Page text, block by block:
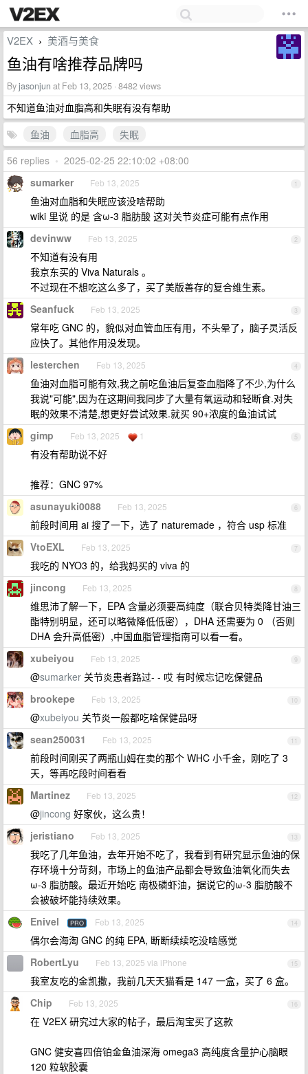
V2EX › 美酒与美食
鱼油有啥推荐品牌吗
Byjasonjun at Feb 13, 2025 · 8482 views
不知道鱼油对血脂高和失眠有没有帮助
鱼油
血脂高
失眠
56 replies • 2025-02-25 22:10:02 +08:00
1
sumarker Feb 13, 2025
鱼油对血脂和失眠应该没啥帮助
wiki 里说 的是 含ω-3 脂肪酸 这对关节炎症可能有点作用
2
devinww Feb 13, 2025
不知道有没有用
我京东买的 Viva Naturals 。
不过现在不想吃这么多了，买了美版善存的复合维生素。
3
Seanfuck Feb 13, 2025
常年吃 GNC 的，貌似对血管血压有用，不头晕了，脑子灵活反
应快了。其他作用没发现。
4
lesterchen Feb 13, 2025
鱼油对血脂可能有效,我之前吃鱼油后复查血脂降了不少,为什么
我说"可能",因为在这期间我同步了大量有氧运动和轻断食.对失
眠的效果不清楚,想更好尝试效果.就买 90+浓度的鱼油试试
5
gimp Feb 13, 2025 1
有没有帮助说不好
推荐：GNC 97%
6
asunayuki0088 Feb 13, 2025
前段时间用 ai 搜了一下，选了 naturemade ，符合 usp 标准
7
VtoEXL Feb 13, 2025
我吃的 NYO3 的，给我妈买的 viva 的
8
jincong Feb 13, 2025
维思沛了解一下，EPA 含量必须要高纯度（联合贝特类降甘油三
酯特别明显，还可以略微降低低密），DHA 还需要为 0 （否则
DHA 会升高低密）,中国血脂管理指南可以看一看。
9
xubeiyou Feb 13, 2025
@sumarker 关节炎患者路过- - 哎 有时候忘记吃保健品
10
brookepe Feb 13, 2025
@xubeiyou 关节炎一般都吃啥保健品呀
11
sean250031 Feb 13, 2025
前段时间刚买了两瓶山姆在卖的那个 WHC 小千金，刚吃了 3
天，等再吃段时间看看
12
Martinez Feb 13, 2025
@jincong 好家伙，这么贵！
13
jeristiano Feb 13, 2025
我吃了几年鱼油，去年开始不吃了，我看到有研究显示鱼油的保
存环境十分苛刻，市场上的鱼油产品都会导致鱼油氧化而失去
ω-3 脂肪酸。最近开始吃 南极磷虾油，据说它的ω-3 脂肪酸不
会被破坏能持续效果。
14
Enivel PRO Feb 13, 2025
偶尔会海淘 GNC 的纯 EPA, 断断续续吃没啥感觉
15
RobertLyu Feb 13, 2025 via iPhone
我室友吃的金凯撒，我前几天天猫看是 147 一盒，买了 6 盒。
16
Chip Feb 13, 2025
在 V2EX 研究过大家的帖子，最后淘宝买了这款
GNC 健安喜四倍铂金鱼油深海 omega3 高纯度含量护心脑眼
120 粒软胶囊